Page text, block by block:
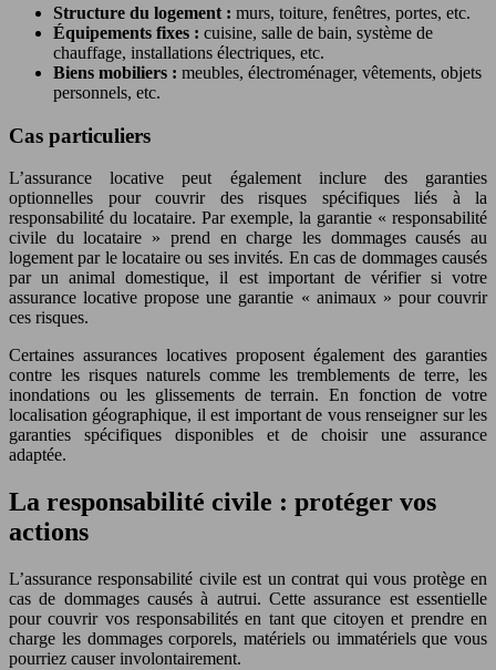
Structure du logement : murs, toiture, fenêtres, portes, etc.
Équipements fixes : cuisine, salle de bain, système de
chauffage, installations électriques, etc.
Biens mobiliers : meubles, électroménager, vêtements, objets
personnels, etc.
Cas particuliers
L’assurance locative peut également inclure des garanties
optionnelles pour couvrir des risques spécifiques liés à la
responsabilité du locataire. Par exemple, la garantie « responsabilité
civile du locataire » prend en charge les dommages causés au
logement par le locataire ou ses invités. En cas de dommages causés
par un animal domestique, il est important de vérifier si votre
assurance locative propose une garantie « animaux » pour couvrir
ces risques.
Certaines assurances locatives proposent également des garanties
contre les risques naturels comme les tremblements de terre, les
inondations ou les glissements de terrain. En fonction de votre
localisation géographique, il est important de vous renseigner sur les
garanties spécifiques disponibles et de choisir une assurance
adaptée.
La responsabilité civile : protéger vos
actions
L’assurance responsabilité civile est un contrat qui vous protège en
cas de dommages causés à autrui. Cette assurance est essentielle
pour couvrir vos responsabilités en tant que citoyen et prendre en
charge les dommages corporels, matériels ou immatériels que vous
pourriez causer involontairement.